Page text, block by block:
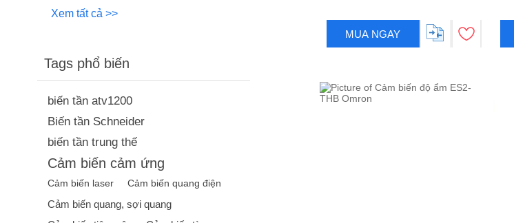
Xem tất cả >>
Tags phổ biến
biến tần atv1200
Biến tần Schneider
biến tần trung thế
Cảm biến cảm ứng
Cảm biến laser Cảm biến quang điện
Cảm biến quang, sợi quang
MUA NGAY